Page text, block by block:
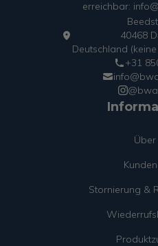
erreichbar:
40468
Deutschland
+31
Über
Stornierung &